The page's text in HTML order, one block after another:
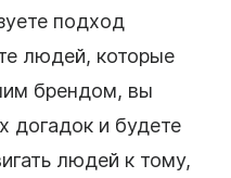
подход
людей, которые
брендом, вы
догадок и будете
людей к тому,